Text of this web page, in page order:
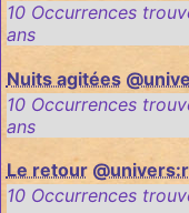
10 Occurrences
ans
Nuits agitées
10 Occurrences
ans
Le retour
10 Occurrences